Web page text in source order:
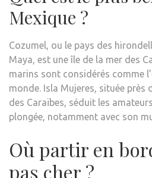
Mexique ?
Cozumel, ou le pays des
Maya, est une île de la mer des
marins sont considérés comme
monde. Isla Mujeres, située près
des Caraïbes, séduit les
plongée, notamment avec son
Où partir en
pas cher ?